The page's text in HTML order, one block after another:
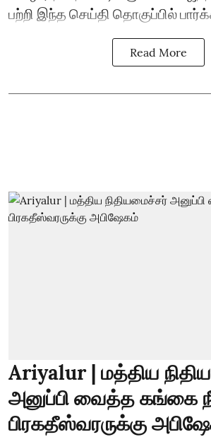
பற்றி இந்த செய்தி தொகுப்பில்
Read More
Ariyalur | மத்திய
அனுப்பி வைத்த கங்கை
பிரகதீஸ்வரருக்கு